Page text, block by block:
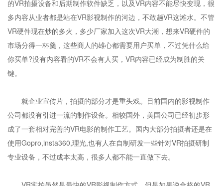
的VR拍摄设备和后期制作软件缺乏，以及VR内容不能尽快变现，很
多内容从业者都是站在VR影视制作的河边，不敢趟VR这滩水。不管
VR硬件现在炒的多火，多少厂家加入这次VR大潮，想来VR硬件的
市场分得一杯羹，这些商人的雄心都需要用户买单，不过凭什么给
你买单?没有内容看的VR不会有人买，VR内容已经成为制胜的关
键。
就企业宣传片，拍摄的部分才是重头戏。目前国内的影视制作
公司都没有引进一流的制作设备。相较国外，美国公司已经初步形
成了一套相对完善的VR电影的制作工艺。国内大部分拍摄者还是在
使用Gopro,insta360,理光,也有人在自制研发一些针对VR拍摄研制
专业设备，不过成本太高，很多人都不能一直做下去。